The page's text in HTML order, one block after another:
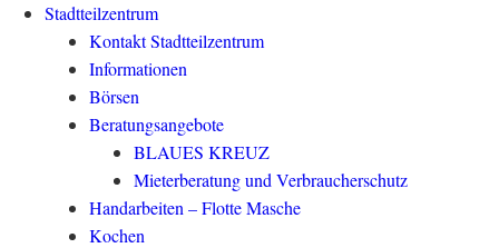
Stadtteilzentrum
Kontakt Stadtteilzentrum
Informationen
Börsen
Beratungsangebote
BLAUES KREUZ
Mieterberatung und Verbraucherschutz
Handarbeiten – Flotte Masche
Kochen